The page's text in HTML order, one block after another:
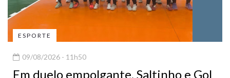
ESPORTE
09/08/2026 - 11h50
Em duelo empolgante, Saltinho e Gol